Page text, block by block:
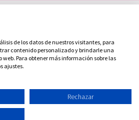
Aviso legale e Informativa sulla privacy
Ovoclinic ©2026
de los datos de nuestros visitantes, para
contenido personalizado y brindarle una
web. Para obtener más información sobre las
ajustes.
Rechazar